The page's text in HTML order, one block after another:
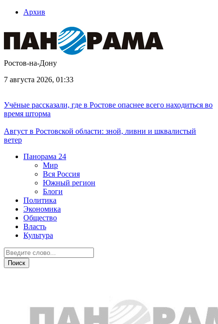
Архив
Ростов-на-Дону
7 августа 2026, 01:33
Учёные рассказали, где в Ростове опаснее всего находиться во
время шторма
Август в Ростовской области: зной, ливни и шквалистый
ветер
Панорама 24
Мир
Вся Россия
Южный регион
Блоги
Политика
Экономика
Общество
Власть
Культура